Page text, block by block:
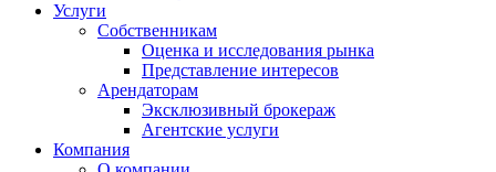
Услуги
Собственникам
Оценка и исследования рынка
Представление интересов
Арендаторам
Эксклюзивный брокераж
Агентские услуги
Компания